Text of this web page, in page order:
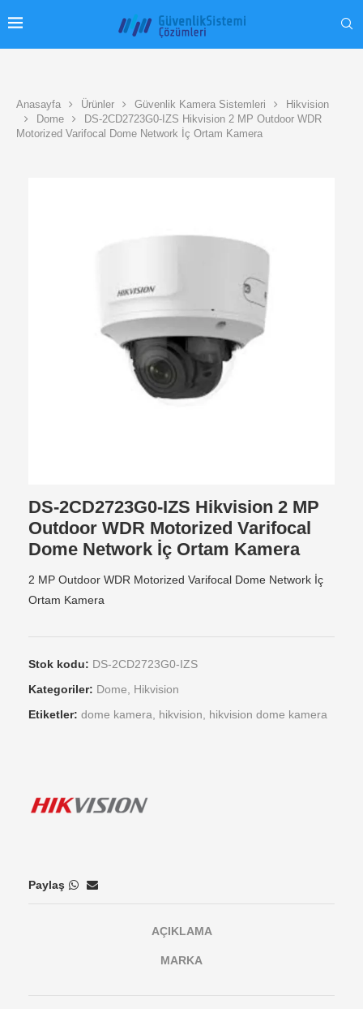
Anasayfa Ürünler Güvenlik Kamera Sistemleri
Hikvision
Dome
DS-2CD2723G0-IZS Hikvision 2 MP Outdoor WDR
Motorized Varifocal Dome Network İç Ortam Kamera
DS-2CD2723G0-IZS Hikvision 2 MP
Outdoor WDR Motorized Varifocal
Dome Network İç Ortam Kamera
2 MP Outdoor WDR Motorized Varifocal Dome Network İç
Ortam Kamera
Stok kodu: DS-2CD2723G0-IZS
Kategoriler: Dome
Hikvision
Etiketler: dome kamera hikvision hikvision dome kamera
Paylaş
AÇIKLAMA
MARKA